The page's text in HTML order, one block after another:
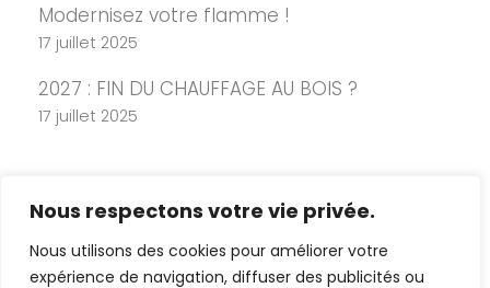
Nous respectons votre vie privée.
Nous utilisons des cookies pour améliorer votre
expérience de navigation, diffuser des publicités ou
Modernisez votre flamme !
17 juillet 2025
2027 : FIN DU CHAUFFAGE AU BOIS ?
17 juillet 2025